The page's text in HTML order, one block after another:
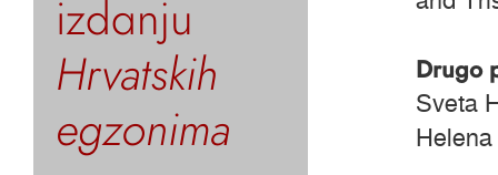
izdanju
Hrvatskih
egzonima
Drugo
Sveta